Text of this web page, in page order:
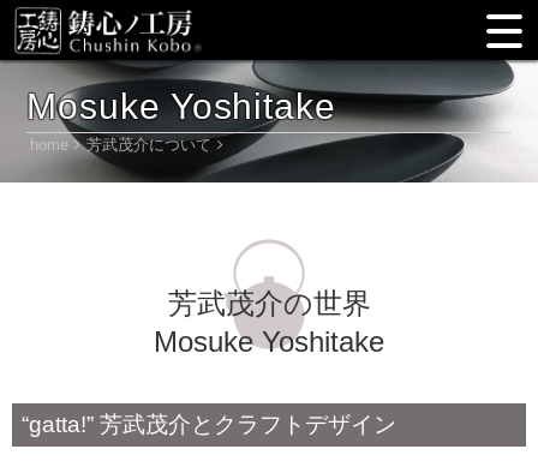
Mosuke Yoshitake
home 芳武茂介について
芳武茂介の世界
Mosuke Yoshitake
“gatta!” 芳武茂介とクラフトデザイン